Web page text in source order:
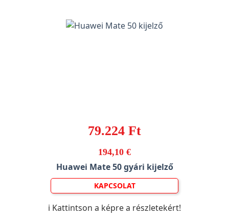
79.224 Ft
194,10 €
Huawei Mate 50 gyári kijelző
KAPCSOLAT
ℹ️ Kattintson a képre a részletekért!